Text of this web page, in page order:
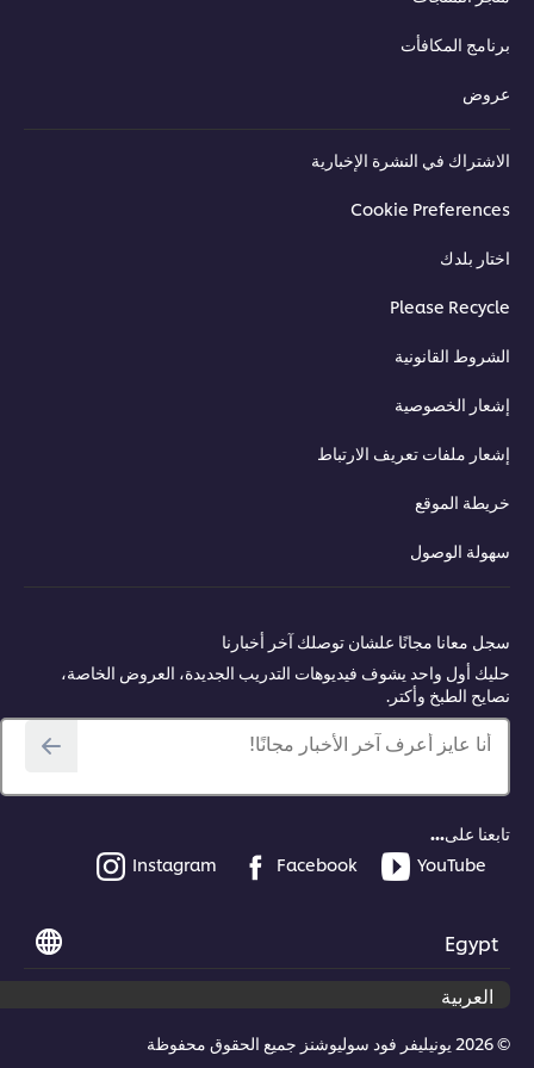
المكافأت
في النشرة الإخبارية
Cookie
بلدك
Please
القانونية
الخصوصية
ملفات تعريف الارتباط
الموقع
الوصول
معانا مجانًا علشان توصلك آخر أخبارنا
أول واحد يشوف فيديوهات التدريب الجديدة، العروض الخاصة،
الطبخ وأكتر.
أنا عايز أعرف آخر الأخبار مجانًا!
على...
YouTube
Facebook
Instagram